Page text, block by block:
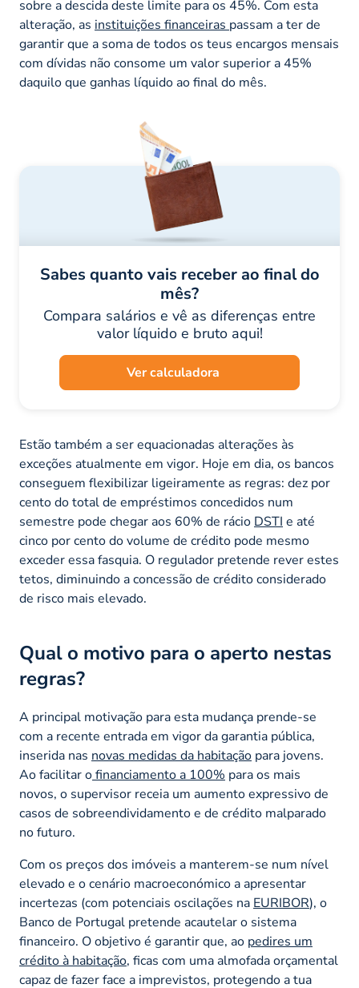
sobre a descida deste limite para os 45%. Com esta
alteração, as instituições financeiras passam a ter de
garantir que a soma de todos os teus encargos mensais
com dívidas não consome um valor superior a 45%
daquilo que ganhas líquido ao final do mês.
Sabes quanto vais receber ao final do
mês?
Compara salários e vê as diferenças entre
valor líquido e bruto aqui!
Ver calculadora
Estão também a ser equacionadas alterações às
exceções atualmente em vigor. Hoje em dia, os bancos
conseguem flexibilizar ligeiramente as regras: dez por
cento do total de empréstimos concedidos num
semestre pode chegar aos 60% de rácio DSTI e até
cinco por cento do volume de crédito pode mesmo
exceder essa fasquia. O regulador pretende rever estes
tetos, diminuindo a concessão de crédito considerado
de risco mais elevado.
Qual o motivo para o aperto nestas
regras?
A principal motivação para esta mudança prende-se
com a recente entrada em vigor da garantia pública,
inserida nas novas medidas da habitação para jovens.
Ao facilitar ofinanciamento a 100% para os mais
novos, o supervisor receia um aumento expressivo de
casos de sobreendividamento e de crédito malparado
no futuro.
Com os preços dos imóveis a manterem-se num nível
elevado e o cenário macroeconómico a apresentar
incertezas (com potenciais oscilações na EURIBOR), o
Banco de Portugal pretende acautelar o sistema
financeiro. O objetivo é garantir que, ao pedires um
crédito à habitação, ficas com uma almofada orçamental
capaz de fazer face a imprevistos, protegendo a tua